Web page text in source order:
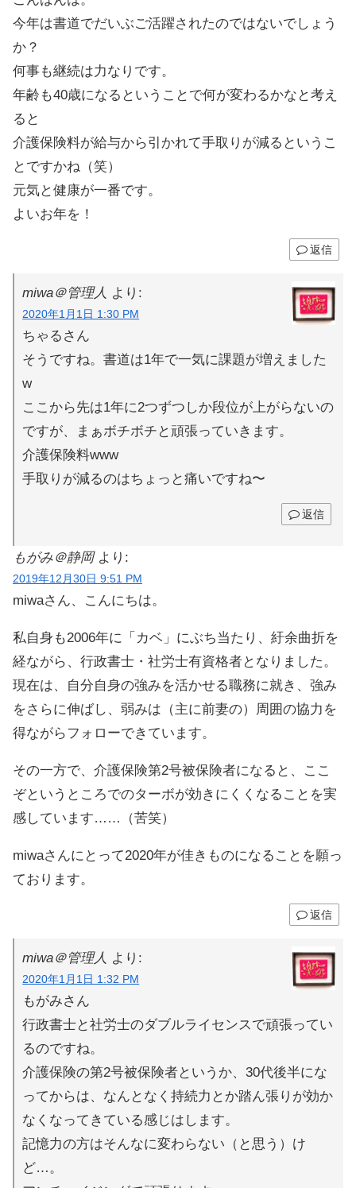
今年は書道でだいぶご活躍されたのではないでしょう
か？
何事も継続は力なりです。
年齢も40歳になるということで何が変わるかなと考え
ると
介護保険料が給与から引かれて手取りが減るというこ
とですかね（笑）
元気と健康が一番です。
よいお年を！
返信
miwa＠管理人 より:
2020年1月1日 1:30 PM
ちゃるさん
そうですね。書道は1年で一気に課題が増えました
w
ここから先は1年に2つずつしか段位が上がらないの
ですが、まぁボチボチと頑張っていきます。
介護保険料www
手取りが減るのはちょっと痛いですね〜
返信
もがみ＠静岡 より:
2019年12月30日 9:51 PM
miwaさん、こんにちは。
私自身も2006年に「カベ」にぶち当たり、紆余曲折を
経ながら、行政書士・社労士有資格者となりました。
現在は、自分自身の強みを活かせる職務に就き、強み
をさらに伸ばし、弱みは（主に前妻の）周囲の協力を
得ながらフォローできています。
その一方で、介護保険第2号被保険者になると、ここ
ぞというところでのターボが効きにくくなることを実
感しています……（苦笑）
miwaさんにとって2020年が佳きものになることを願っ
ております。
返信
miwa＠管理人 より:
2020年1月1日 1:32 PM
もがみさん
行政書士と社労士のダブルライセンスで頑張ってい
るのですね。
介護保険の第2号被保険者というか、30代後半にな
ってからは、なんとなく持続力とか踏ん張りが効か
なくなってきている感じはします。
記憶力の方はそんなに変わらない（と思う）け
ど…。